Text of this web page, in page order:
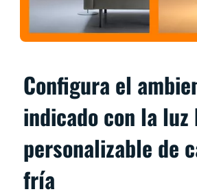
Configura el
indicado con la luz
personalizable de
fría